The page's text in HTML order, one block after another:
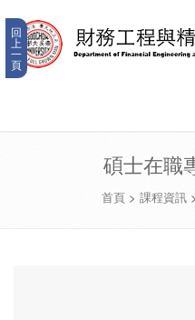
回
上
一
頁
碩士在職
首頁> 課程資訊>